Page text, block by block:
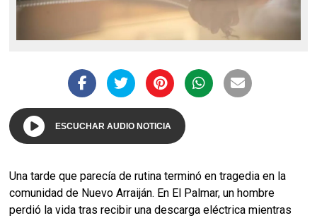
ESCUCHAR AUDIO NOTICIA
Una tarde que parecía de rutina terminó en tragedia en la
comunidad de Nuevo Arraiján. En El Palmar, un hombre
perdió la vida tras recibir una descarga eléctrica mientras